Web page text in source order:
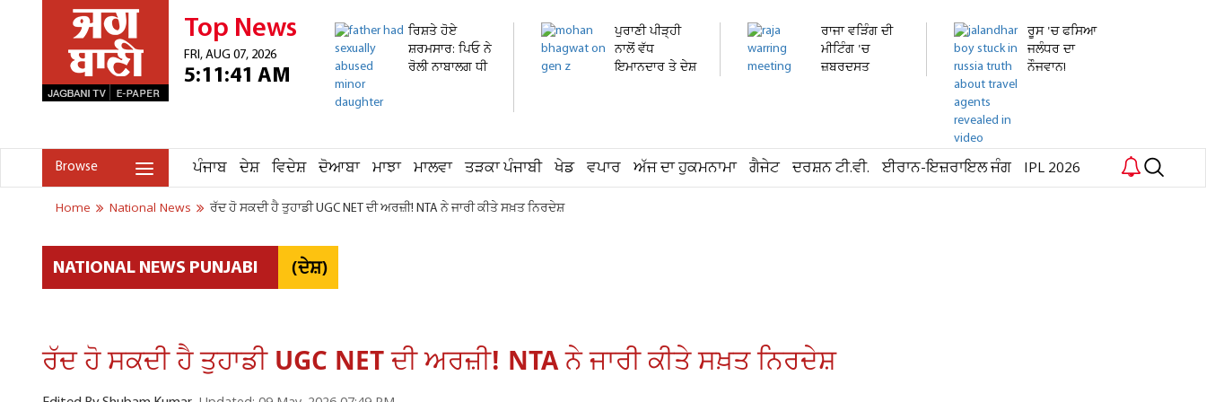
Top News
FRI, AUG 07, 2026
5:11:41 AM
ਰਿਸ਼ਤੇ ਹੋਏ
ਸ਼ਰਮਸਾਰ: ਪਿਓ ਨੇ
ਰੋਲੀ ਨਾਬਾਲਗ ਧੀ
ਪੁਰਾਣੀ ਪੀੜ੍ਹੀ
ਨਾਲੋਂ ਵੱਧ
ਇਮਾਨਦਾਰ ਤੇ ਦੇਸ਼
ਰਾਜਾ ਵੜਿੰਗ ਦੀ
ਮੀਟਿੰਗ 'ਚ
ਜ਼ਬਰਦਸਤ
ਰੂਸ 'ਚ ਫਸਿਆ
ਜਲੰਧਰ ਦਾ
ਨੌਜਵਾਨ!
Browse ਪੰਜਾਬ ਦੇਸ਼ ਵਿਦੇਸ਼ ਦੋਆਬਾ ਮਾਝਾ ਮਾਲਵਾ ਤੜਕਾ ਪੰਜਾਬੀ ਖੇਡ ਵਪਾਰ ਅੱਜ ਦਾ ਹੁਕਮਨਾਮਾ ਗੈਜੇਟ ਦਰਸ਼ਨ ਟੀ.ਵੀ. ਈਰਾਨ-ਇਜ਼ਰਾਇਲ ਜੰਗ IPL 2026
Home National News ਰੱਦ ਹੋ ਸਕਦੀ ਹੈ ਤੁਹਾਡੀ UGC NET ਦੀ ਅਰਜ਼ੀ! NTA ਨੇ ਜਾਰੀ ਕੀਤੇ ਸਖ਼ਤ ਨਿਰਦੇਸ਼
NATIONAL NEWS PUNJABI (ਦੇਸ਼)
ਰੱਦ ਹੋ ਸਕਦੀ ਹੈ ਤੁਹਾਡੀ UGC NET ਦੀ ਅਰਜ਼ੀ! NTA ਨੇ ਜਾਰੀ ਕੀਤੇ ਸਖ਼ਤ ਨਿਰਦੇਸ਼